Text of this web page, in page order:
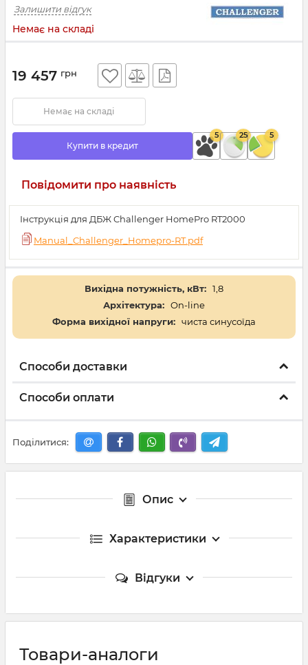
Залишити відгук
Немає на складі
Інструкція для ДБЖ Challenger HomePro RT2000
Manual_Challenger_Homepro-RT.pdf
19 457 грн
Немає на складі
Купити в кредит
5 25 5
Повідомити про наявність
Вихідна потужність, кВт: 1,8
Архітектура: On-line
Форма вихідної напруги: чиста синусоїда
Способи доставки
Способи оплати
Поділитися:
Опис
Характеристики
Відгуки
Товари-аналоги